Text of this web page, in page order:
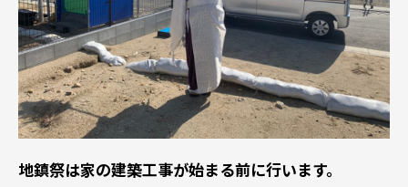
地鎮祭は家の建築工事が始まる前に行います。